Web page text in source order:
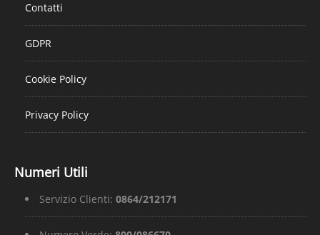
Contatti
GDPR
Cookie Policy
Privacy Policy
Numeri Utili
Servizio Clienti: 0864/212171